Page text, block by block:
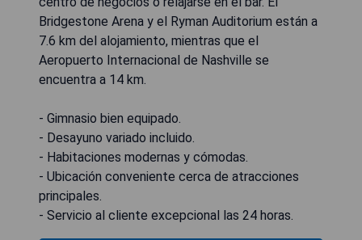
Bridgestone Arena y el Ryman Auditorium están a
7.6 km del alojamiento, mientras que el
Aeropuerto Internacional de Nashville se
encuentra a 14 km.
- Gimnasio bien equipado.
- Desayuno variado incluido.
- Habitaciones modernas y cómodas.
- Ubicación conveniente cerca de atracciones
principales.
- Servicio al cliente excepcional las 24 horas.